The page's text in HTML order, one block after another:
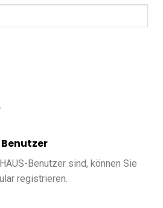
Benutzer sind, können Sie
registrieren.